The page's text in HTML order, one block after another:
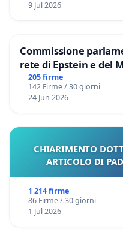
9 Jul 2026
Commissione
rete di Epstein e del
Files
205 firme
142 Firme / 30 giorni
24 Jun 2026
CHIARIMENTO
ARTICOLO DI
1 214 firme
86 Firme / 30 giorni
1 Jul 2026